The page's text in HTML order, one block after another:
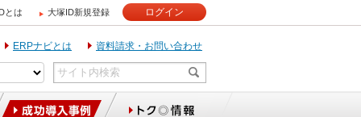
とは 大塚ID新規登録 ログイン
ERPナビとは 資料請求・お問い合わせ